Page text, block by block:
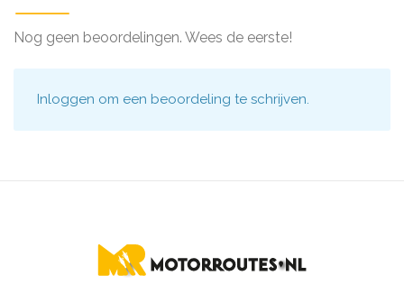
Nog geen beoordelingen. Wees de eerste!
Inloggen om een beoordeling te schrijven.